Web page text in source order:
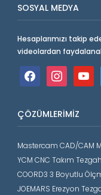
SOSYAL MEDYA
Hesaplarımızı takip
videolardan
facebookinstagramyoutube
ÇÖZÜMLERIMIZ
Mastercam CAD/CAM
YCM CNC Takım
COORD3 3 Boyutlu
JOEMARS Erezyon